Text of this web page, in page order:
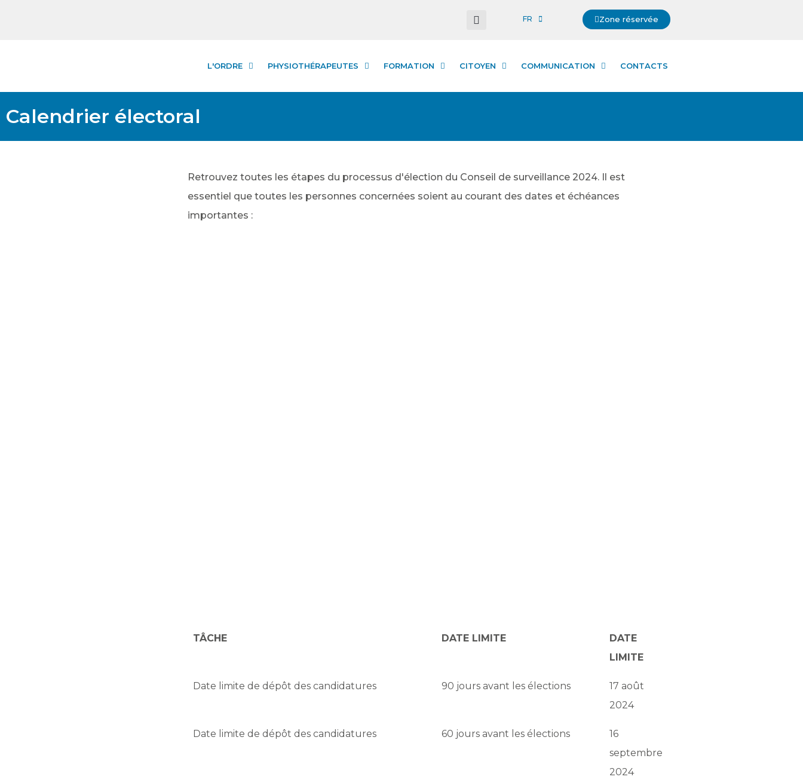
FR Zone réservée
L'ORDRE PHYSIOTHÉRAPEUTES FORMATION CITOYEN COMMUNICATION CONTACTS
Calendrier électoral
Retrouvez toutes les étapes du processus d'élection du Conseil de surveillance 2024. Il est
essentiel que toutes les personnes concernées soient au courant des dates et échéances
importantes :
TÂCHE DATE LIMITE
DATE
LIMITE
Date limite de dépôt des candidatures 90 jours avant les élections
17 août
2024
Date limite de dépôt des candidatures 60 jours avant les élections
16
septembre
2024